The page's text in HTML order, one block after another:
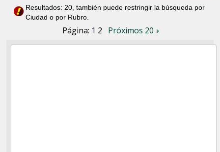
Resultados: 20, también puede restringir la búsqueda por
Ciudad o por Rubro.
Página: 1 2 Próximos 20